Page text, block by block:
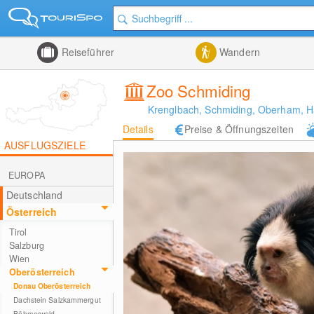
Reiseführer Wandern
Zoo Schmiding
Krenglbach, Schmiding, Oberham,
Details
Preise & Öffnungszeiten
AUSFLUGSZIELE
EUROPA
Deutschland
Österreich
Tirol
Salzburg
Wien
Oberösterreich
Donau Oberösterreich
Dachstein Salzkammergut